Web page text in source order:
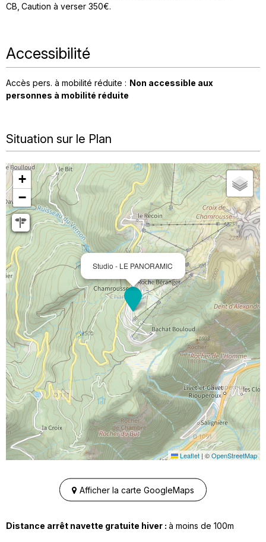
CB Caution à verser 350€
Accessibilité
Accès pers. à mobilité réduite : Non accessible aux
personnes à mobilité réduite
Situation sur le Plan
Studio - LE PANORAMIC
+
−
Leaflet | ©OpenStreetMap
Afficher la carte GoogleMaps
Distance arrêt navette gratuite hiver : à moins de 100m